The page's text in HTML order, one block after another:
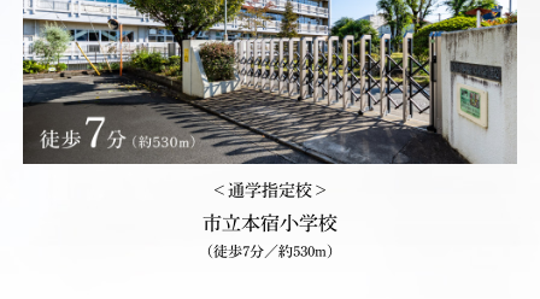
＜通学指定校＞
市立本宿小学校
（徒歩7分／約530m）